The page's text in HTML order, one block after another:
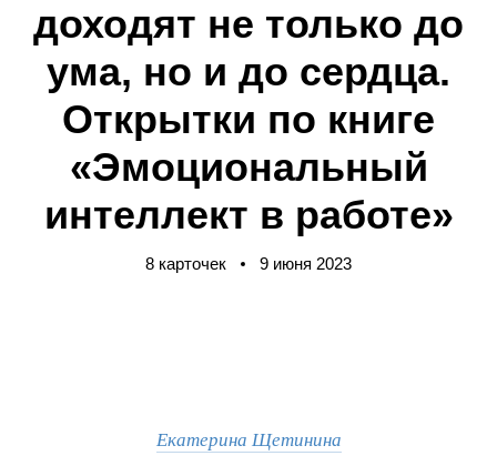
доходят не только до
ума, но и до сердца.
Открытки по книге
«Эмоциональный
интеллект в работе»
8 карточек 9 июня 2023
Екатерина Щетинина